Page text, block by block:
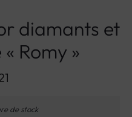
diamants et
Romy »
de stock